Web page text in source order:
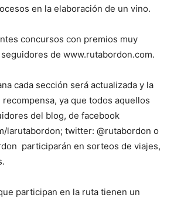
en la elaboración de un vino.
concursos con premios muy
de www.rutabordon.com.
cada sección será actualizada y la
ya que todos aquellos
del blog, de facebook
larutabordon; twitter: @rutabordon o
participarán en sorteos de viajes,
participan en la ruta tienen un